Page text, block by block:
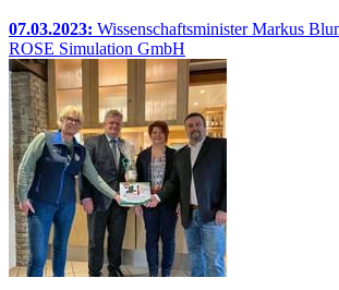
07.03.2023: Wissenschaftsminister Markus
ROSE Simulation GmbH